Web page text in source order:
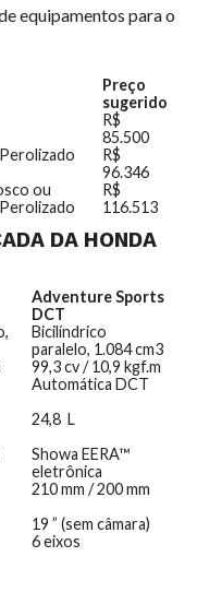
equipamentos para o
Preço
sugerido
R$
85.500
R$
96.346
ou
R$
116.513
DA HONDA
Adventure Sports
DCT
Bicilíndrico
paralelo, 1.084 cm3
99,3 cv/ 10,9 kgf.m
Automática DCT
24,8 L
Showa EERA™
eletrônica
210 mm /200 mm
19 ” (sem câmara)
6 eixos